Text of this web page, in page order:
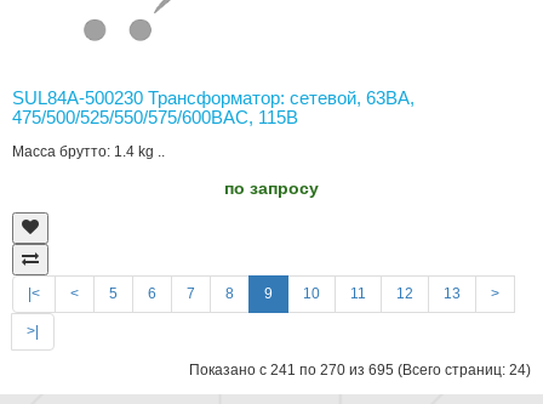
SUL84A-500230 Трансформатор: сетевой, 63ВА,
475/500/525/550/575/600ВAC, 115В
Масса брутто: 1.4 kg ..
по запросу
|< < 5 6 7 8 9 10 11 12 13 >
>|
Показано с 241 по 270 из 695 (Всего страниц: 24)